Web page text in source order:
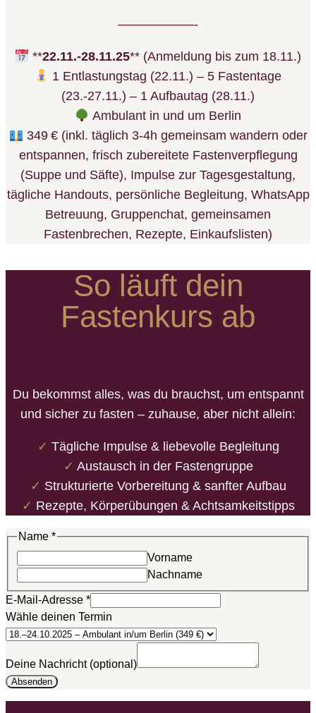
——————-
**22.11.-28.11.25** (Anmeldung bis zum 18.11.)
1 Entlastungstag (22.11.) – 5 Fastentage
(23.-27.11.) – 1 Aufbautag (28.11.)
Ambulant in und um Berlin
349 € (inkl. täglich 3-4h gemeinsam wandern oder
entspannen, frisch zubereitete Fastenverpflegung
(Suppe und Säfte), Impulse zur Tagesgestaltung,
tägliche Handouts, persönliche Begleitung, WhatsApp
Betreuung, Gruppenchat, gemeinsamen
Fastenbrechen, Rezepte, Einkaufslisten)
So läuft dein
Fastenkurs ab
Du bekommst alles, was du brauchst, um entspannt
und sicher zu fasten – zuhause, aber nicht allein:
✓ Tägliche Impulse & liebevolle Begleitung
✓ Austausch in der Fastengruppe
✓ Strukturierte Vorbereitung & sanfter Aufbau
✓ Rezepte, Körperübungen & Achtsamkeitstipps
Name *
Vorname
Nachname
E-Mail-Adresse *
Wähle deinen Termin
Name
deinen
Deine Nachricht (optional)
Absenden